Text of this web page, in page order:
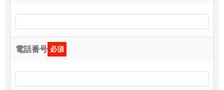
電話番号 必須